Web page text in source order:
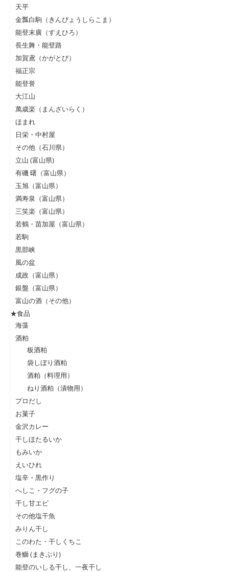
天平
金瓢白駒（きんぴょうしらこま）
能登末廣（すえひろ）
長生舞・能登路
加賀鳶（かがとび）
福正宗
能登誉
大江山
萬歳楽（まんざいらく）
ほまれ
日栄・中村屋
その他（石川県）
立山 (富山県)
有磯 曙（富山県）
玉旭（富山県）
満寿泉（富山県）
三笑楽（富山県）
若鶴・苗加屋（富山県）
若駒
黒部峡
風の盆
成政（富山県）
銀盤（富山県）
富山の酒（その他）
★食品
海藻
酒粕
板酒粕
袋しぼり酒粕
酒粕（料理用）
ねり酒粕（漬物用）
プロだし
お菓子
金沢カレー
干しほたるいか
もみいか
えいひれ
塩辛・黒作り
へしこ・フグの子
干し甘エビ
その他塩干魚
みりん干し
このわた・干しくちこ
巻鰤 (まきぶり)
能登のいしる干し、一夜干し